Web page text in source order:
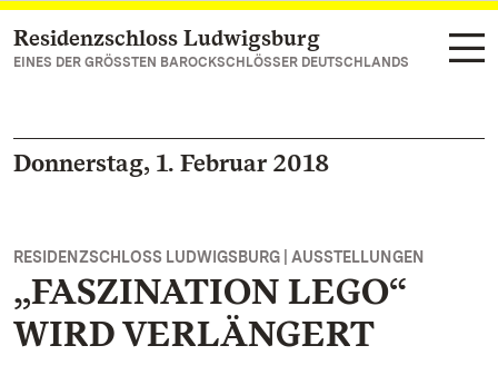
Zum Hauptinhalt springen
Residenzschloss Ludwigsburg
EINES DER GRÖSSTEN BAROCKSCHLÖSSER DEUTSCHLANDS
Donnerstag, 1. Februar 2018
RESIDENZSCHLOSS LUDWIGSBURG | AUSSTELLUNGEN
„FASZINATION LEGO“
WIRD VERLÄNGERT